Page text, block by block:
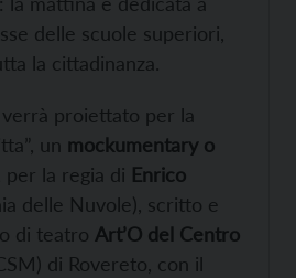
delle scuole superiori,
la cittadinanza.
proiettato per la
un mockumentary o
, per la regia di Enrico
delle Nuvole), scritto e
di teatro Art’O del Centro
di Rovereto, con il